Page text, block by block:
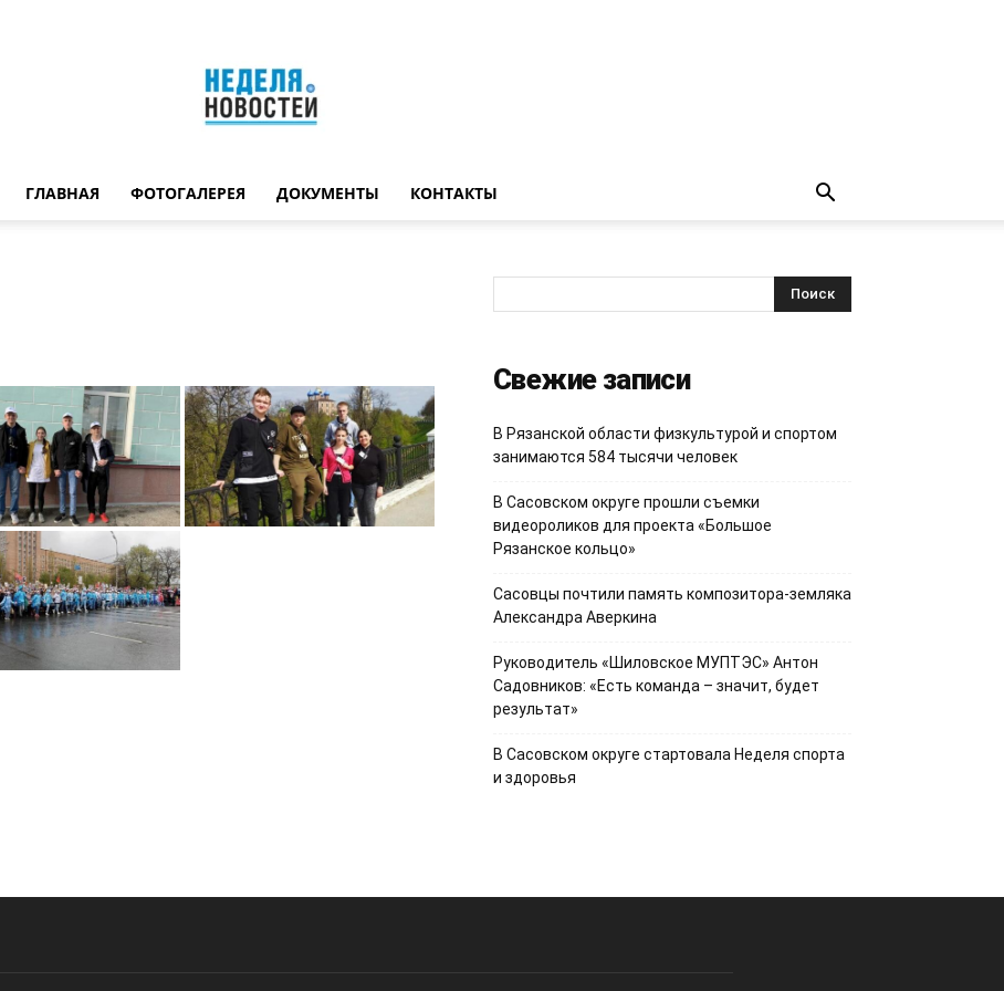
ГЛАВНАЯ ФОТОГАЛЕРЕЯ ДОКУМЕНТЫ КОНТАКТЫ
Свежие записи
В Рязанской области физкультурой и спортом
занимаются 584 тысячи человек
В Сасовском округе прошли съемки
видеороликов для проекта «Большое
Рязанское кольцо»
Сасовцы почтили память композитора-земляка
Александра Аверкина
Руководитель «Шиловское МУПТЭС» Антон
Садовников: «Есть команда – значит, будет
результат»
В Сасовском округе стартовала Неделя спорта
и здоровья